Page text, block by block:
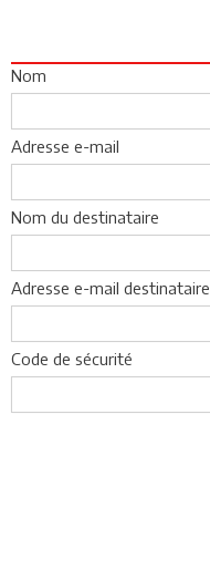
Nom
Adresse e-mail
Nom du destinataire
Adresse e-mail destinataire
Code de sécurité